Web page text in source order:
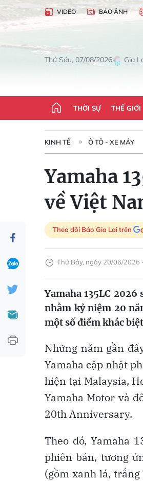
VIDEO BÁO ẢNH
Thứ Sáu, 07/08/2026 Gia
THỜI SỰ THẾ GIỚI
KINH TẾ Ô TÔ - XE MÁY
Yamaha
về Việt
Theo dõi Báo Gia Lai trên
Thứ Bảy, ngày 20/06/2026
Yamaha 135LC
nhằm kỷ niệm 20
một số điểm khác
Những năm gần
Yamaha cập nhật
hiện tại Malaysia,
Yamaha Motor và
20th Anniversary.
Theo đó, Yamaha
phiên bản, tương
(gồm xanh lá,